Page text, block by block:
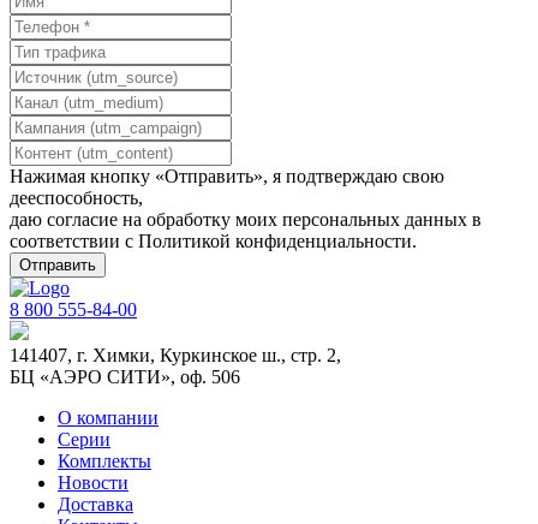
Нажимая кнопку «Отправить», я подтверждаю свою
дееспособность,
даю согласие на обработку моих персональных данных в
соответствии с Политикой конфиденциальности.
8 800 555-84-00
141407, г. Химки, Куркинское ш., стр. 2,
БЦ «АЭРО СИТИ», оф. 506
О компании
Серии
Комплекты
Новости
Доставка